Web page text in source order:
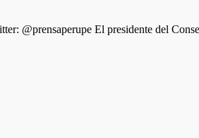
@prensaperupe El presidente del